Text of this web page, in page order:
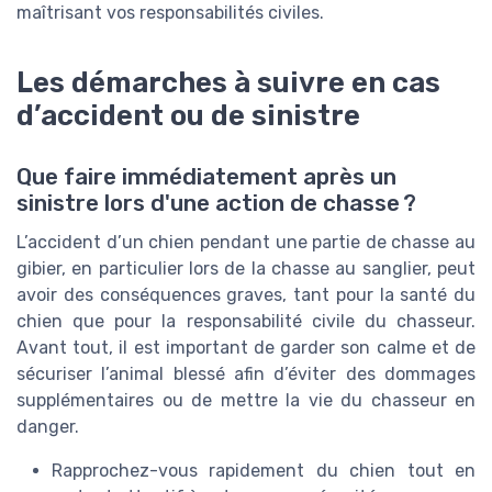
maîtrisant vos responsabilités civiles.
Les démarches à suivre en cas
d’accident ou de sinistre
Que faire immédiatement après un
sinistre lors d'une action de chasse ?
L’accident d’un chien pendant une partie de chasse au
gibier, en particulier lors de la chasse au sanglier, peut
avoir des conséquences graves, tant pour la santé du
chien que pour la responsabilité civile du chasseur.
Avant tout, il est important de garder son calme et de
sécuriser l’animal blessé afin d’éviter des dommages
supplémentaires ou de mettre la vie du chasseur en
danger.
Rapprochez-vous rapidement du chien tout en